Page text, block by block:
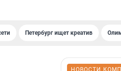
Петербург ищет креатив
НОВОСТИ